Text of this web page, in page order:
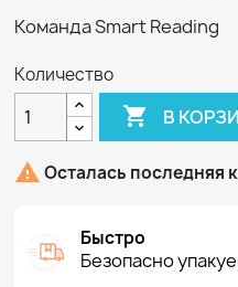
Команда Smart Reading
Количество
 В
 Осталась последняя
Быстро
Безопасно